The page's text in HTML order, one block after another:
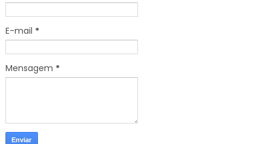
E-mail *
Mensagem *